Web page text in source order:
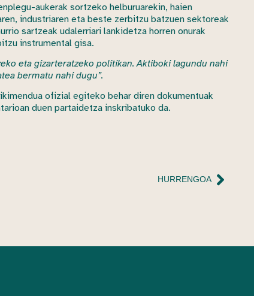
aukerak sortzeko helburuarekin, haien
industriaren eta beste zerbitzu batzuen sektoreak
sartzeak udalerriari lankidetza horren onurak
instrumental gisa.
eta gizarteratzeko politikan. Aktiboki lagundu nahi
bermatu nahi dugu”.
ofizial egiteko behar diren dokumentuak
duen partaidetza inskribatuko da.
HURRENGOA